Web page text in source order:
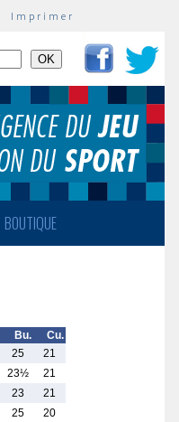
Imprimer
BOUTIQUE
Bu.
Cu.
25
21
23½
21
23
21
25
20